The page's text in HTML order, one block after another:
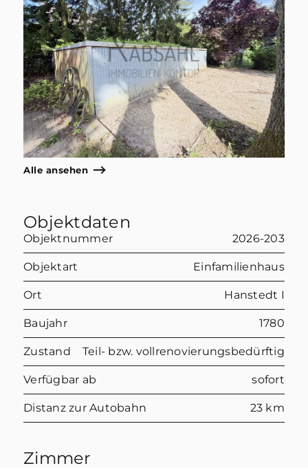
Alle ansehen
Objektdaten
Objektnummer 2026-203
Objektart Einfamilienhaus
Ort Hanstedt I
Baujahr 1780
Zustand Teil- bzw. vollrenovierungsbedürftig
Verfügbar ab sofort
Distanz zur Autobahn 23 km
Zimmer